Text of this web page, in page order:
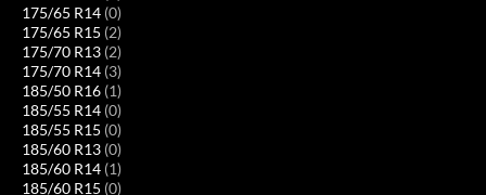
175/65 R14 (0)
175/65 R15 (2)
175/70 R13 (2)
175/70 R14 (3)
185/50 R16 (1)
185/55 R14 (0)
185/55 R15 (0)
185/60 R13 (0)
185/60 R14 (1)
185/60 R15 (0)